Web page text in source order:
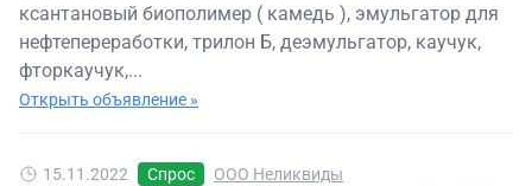
ксантановый биополимер ( камедь ), эмульгатор для
нефтепереработки, трилон Б, деэмульгатор, каучук,
фторкаучук,...
Открыть объявление »
15.11.2022 Спрос ООО Неликвиды